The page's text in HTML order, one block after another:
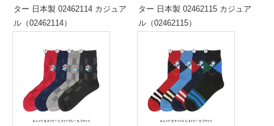
ター 日本製 02462114 カジュア
ル（02462114）
ター 日本製 02462115 カジュア
ル（02462115）